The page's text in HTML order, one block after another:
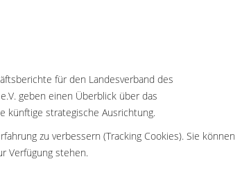
für den Landesverband des
geben einen Überblick über das
künftige strategische Ausrichtung.
zu verbessern (Tracking Cookies). Sie können
Verfügung stehen.